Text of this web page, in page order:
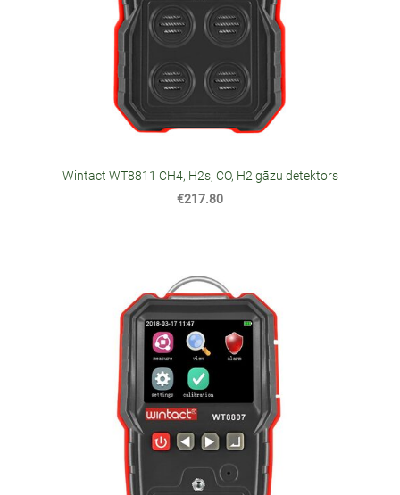
Wintact WT8811 CH4, H2s, CO, H2 gāzu detektors
€217.80